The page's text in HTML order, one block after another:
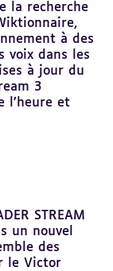
la recherche
à des
voix dans les
à jour du
3
l’heure et
STREAM
un nouvel
des
le Victor